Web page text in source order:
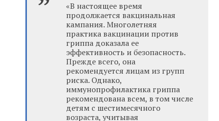
«В настоящее время
продолжается вакцинальная
кампания. Многолетняя
практика вакцинации против
гриппа доказала ее
эффективность и безопасность.
Прежде всего, она
рекомендуется лицам из групп
риска. Однако,
иммунопрофилактика гриппа
рекомендована всем, в том числе
детям с шестимесячного
возраста, учитывая